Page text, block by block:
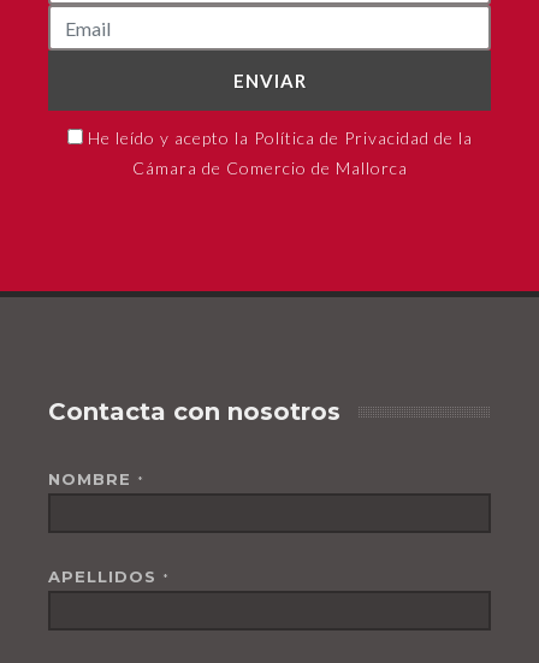
ENVIAR
He leído y acepto la Política de Privacidad de la
Cámara de Comercio de Mallorca
Contacta con nosotros
NOMBRE *
APELLIDOS *